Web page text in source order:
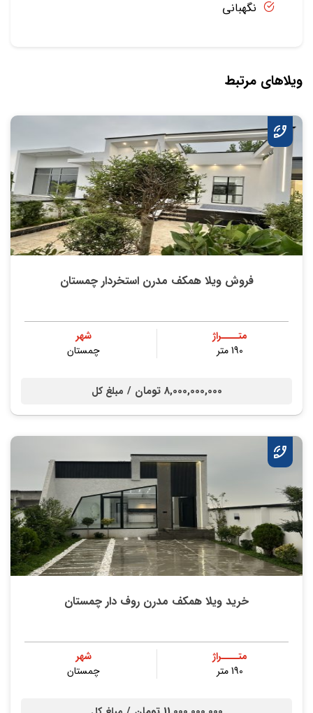
نگهبانی
ویلاهای مرتبط
فروش ویلا همکف مدرن استخردار چمستان
متــــراژ
190 متر
شهر
چمستان
8,000,000,000 تومان / مبلغ کل
خرید ویلا همکف مدرن روف دار چمستان
متــــراژ
190 متر
شهر
چمستان